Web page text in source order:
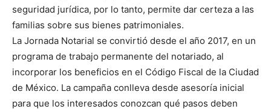
seguridad jurídica, por lo tanto, permite dar certeza a las
familias sobre sus bienes patrimoniales.
La Jornada Notarial se convirtió desde el año 2017, en un
programa de trabajo permanente del notariado, al
incorporar los beneficios en el Código Fiscal de la Ciudad
de México. La campaña conlleva desde asesoría inicial
para que los interesados conozcan qué pasos deben